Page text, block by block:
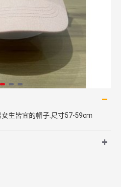
生皆宜的帽子.尺寸57-59cm